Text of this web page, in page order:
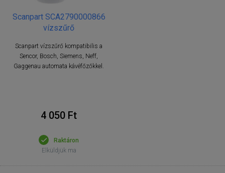
Scanpart SCA2790000866
vízszűrő
Scanpart vízszűrő kompatibilis a
Sencor, Bosch, Siemens, Neff,
Gaggenau automata kávéfőzőkkel.
4 050 Ft
Raktáron
Elküldjük ma